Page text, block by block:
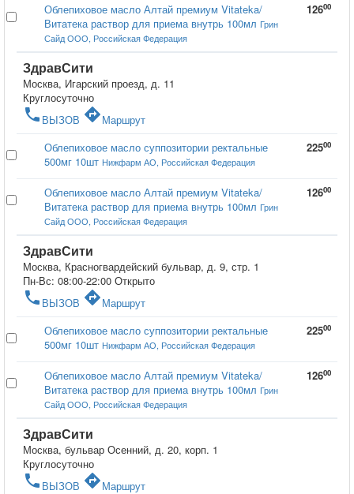
Облепиховое масло Алтай премиум Vitateka/
Витатека раствор для приема внутрь 100мл Грин
Сайд ООО, Российская Федерация
12600
ЗдравСити
Москва, Игарский проезд, д. 11
Круглосуточно
phone ВЫЗОВ directionsМаршрут
Облепиховое масло суппозитории ректальные
500мг 10шт Нижфарм АО, Российская Федерация
22500
Облепиховое масло Алтай премиум Vitateka/
Витатека раствор для приема внутрь 100мл Грин
Сайд ООО, Российская Федерация
12600
ЗдравСити
Москва, Красногвардейский бульвар, д. 9, стр. 1
Пн-Вс: 08:00-22:00 Открыто
phone ВЫЗОВ directionsМаршрут
Облепиховое масло суппозитории ректальные
500мг 10шт Нижфарм АО, Российская Федерация
22500
Облепиховое масло Алтай премиум Vitateka/
Витатека раствор для приема внутрь 100мл Грин
Сайд ООО, Российская Федерация
12600
ЗдравСити
Москва, бульвар Осенний, д. 20, корп. 1
Круглосуточно
phone ВЫЗОВ directionsМаршрут